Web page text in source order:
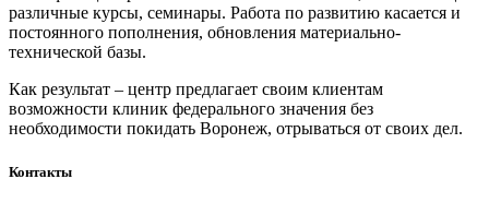
различные курсы, семинары. Работа по развитию касается и
постоянного пополнения, обновления материально-
технической базы.
Как результат – центр предлагает своим клиентам
возможности клиник федерального значения без
необходимости покидать Воронеж, отрываться от своих дел.
Контакты